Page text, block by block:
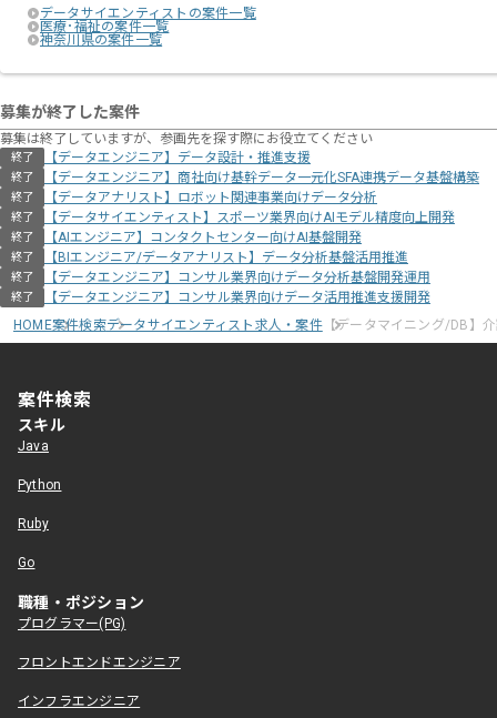
データサイエンティストの案件一覧
医療･福祉の案件一覧
神奈川県の案件一覧
募集が終了した案件
募集は終了していますが、参画先を探す際にお役立てください
終了 【データエンジニア】データ設計・推進支援
終了 【データエンジニア】商社向け基幹データ一元化SFA連携データ基盤構築
終了 【データアナリスト】ロボット関連事業向けデータ分析
終了 【データサイエンティスト】スポーツ業界向けAIモデル精度向上開発
終了 【AIエンジニア】コンタクトセンター向けAI基盤開発
終了 【BIエンジニア/データアナリスト】データ分析基盤活用推進
終了 【データエンジニア】コンサル業界向けデータ分析基盤開発運用
終了
【データエンジニア】コンサル業界向けデータ活用推進支援開発
HOME案件検索データサイエンティスト求人・案件【データマイニング/DB】
案件検索
スキル
Java
Python
Ruby
Go
職種・ポジション
プログラマー(PG)
フロントエンドエンジニア
インフラエンジニア